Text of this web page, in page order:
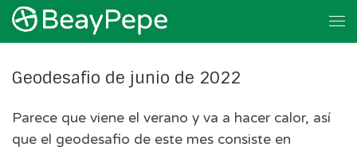
Skip to content
Geodesafio de junio de 2022
Parece que viene el verano y va a hacer calor, así
que el geodesafio de este mes consiste en